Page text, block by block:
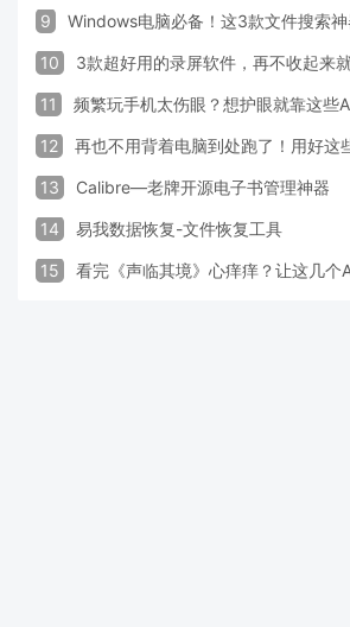
9 Windows电脑必备！这3款文件搜索神
10 3款超好用的录屏软件，再不收起来
11 频繁玩手机太伤眼？想护眼就靠这些
12 再也不用背着电脑到处跑了！用好这
13 Calibre—老牌开源电子书管理神器
14 易我数据恢复-文件恢复工具
15 看完《声临其境》心痒痒？让这几个